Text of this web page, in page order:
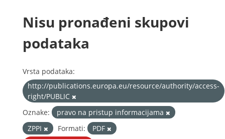
Nisu pronađeni skupovi
podataka
Vrsta podataka:
http://publications.europa.eu/resource/authority/access-
right/PUBLIC
Oznake:
pravo na pristup informacijama
ZPPI
Formati:
PDF